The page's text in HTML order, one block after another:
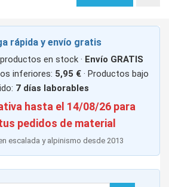
rápida y envío gratis
en stock · Envío GRATIS
inferiores: 5,95 € · Productos bajo
7 días laborables
hasta el 14/08/26 para
pedidos de material
escalada y alpinismo desde 2013